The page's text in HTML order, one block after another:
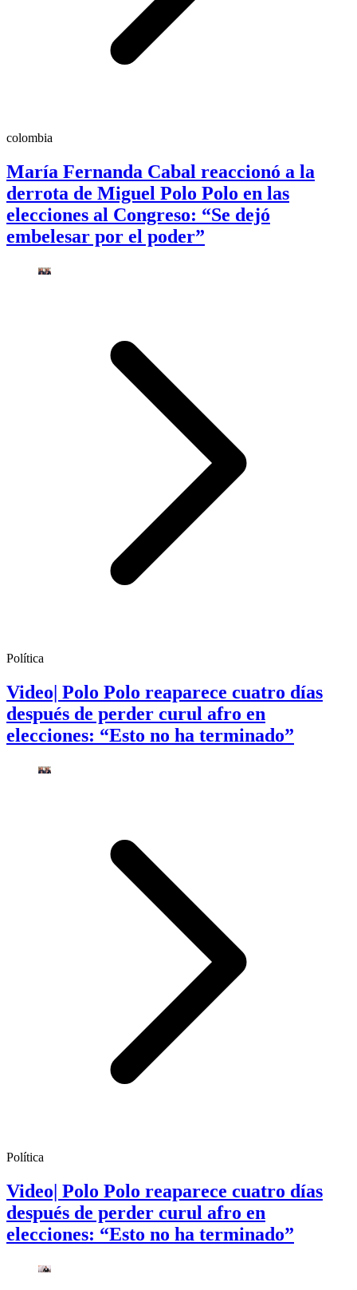
colombia
María Fernanda Cabal reaccionó a la
derrota de Miguel Polo Polo en las
elecciones al Congreso: “Se dejó
embelesar por el poder”
Política
Video| Polo Polo reaparece cuatro días
después de perder curul afro en
elecciones: “Esto no ha terminado”
Política
Video| Polo Polo reaparece cuatro días
después de perder curul afro en
elecciones: “Esto no ha terminado”